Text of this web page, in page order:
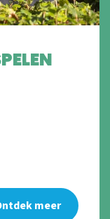
meer